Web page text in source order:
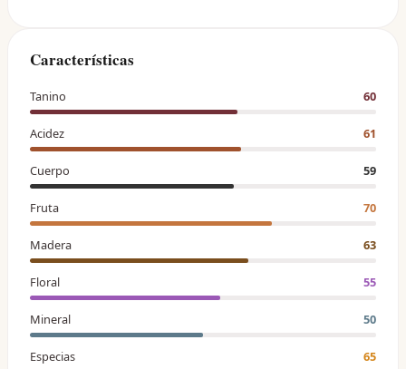
Características
Tanino 60
Acidez 61
Cuerpo 59
Fruta 70
Madera 63
Floral 55
Mineral 50
Especias 65